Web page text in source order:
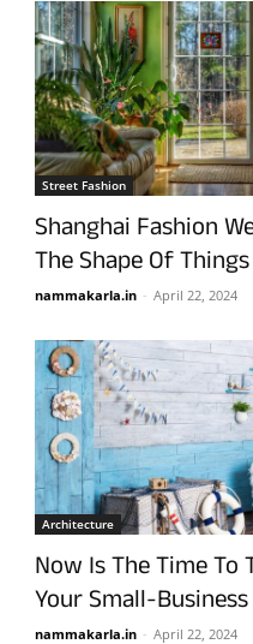
Street Fashion
Shanghai Fashion
The Shape Of
nammakarla.in - April 22, 2024
Architecture
Now Is The Time
Your Small-
nammakarla.in - April 22, 2024